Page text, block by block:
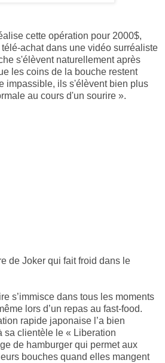
cette opération pour 2000$,
achat dans une vidéo surréaliste
s'élèvent naturellement après
les coins de la bouche restent
impassible, ils s'élèvent bien plus
au cours d'un sourire ».
de Joker qui fait froid dans le
s’immisce dans tous les moments
lors d’un repas au fast-food.
rapide japonaise l’a bien
sa clientèle le « Liberation
de hamburger qui permet aux
bouches quand elles mangent